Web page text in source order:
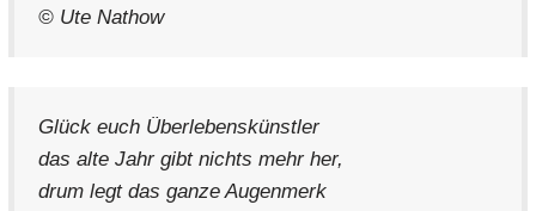
© Ute Nathow
Glück euch Überlebenskünstler
das alte Jahr gibt nichts mehr her,
drum legt das ganze Augenmerk